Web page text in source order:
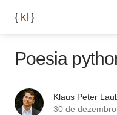
{ kl }
Poesia
Klaus Peter
30 de